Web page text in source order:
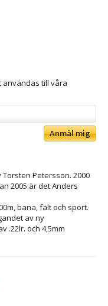
användas till våra
Anmäl mig
Petersson. 2000
2005 är det Anders
bana, fält och sport.
av ny
.22lr. och 4,5mm